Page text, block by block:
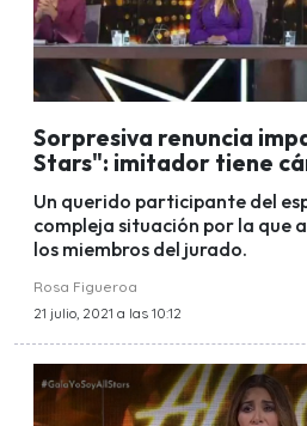
Sorpresiva renuncia
Stars": imitador tiene
Un querido participante del
compleja situación por la que
los miembros del jurado.
Rosa Figueroa
21 julio, 2021 a las 10:12